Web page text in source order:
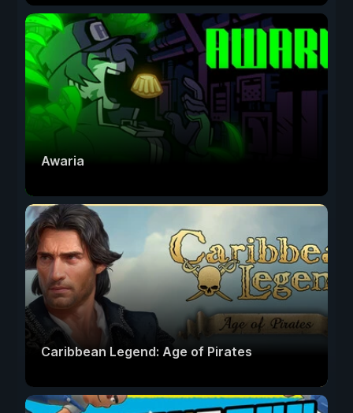
Awaria
Caribbean Legend: Age of Pirates